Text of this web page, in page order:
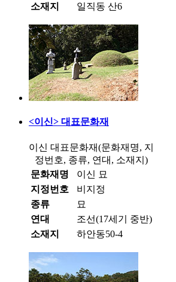
소재지
일직동 산6
<이신> 대표문화재
이신 대표문화재(문화재명, 지
정번호, 종류, 연대, 소재지)
문화재명
이신 묘
지정번호
비지정
종류
묘
연대
조선(17세기 중반)
소재지
하안동50-4